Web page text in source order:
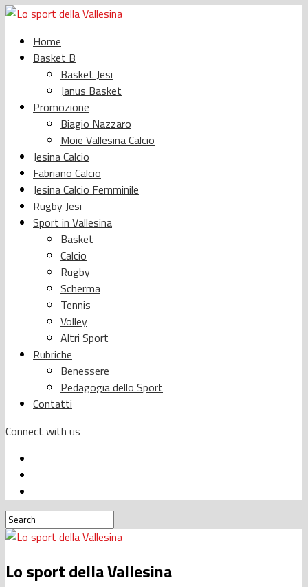
Home
Basket B
Basket Jesi
Janus Basket
Promozione
Biagio Nazzaro
Moie Vallesina Calcio
Jesina Calcio
Fabriano Calcio
Jesina Calcio Femminile
Rugby Jesi
Sport in Vallesina
Basket
Calcio
Rugby
Scherma
Tennis
Volley
Altri Sport
Rubriche
Benessere
Pedagogia dello Sport
Contatti
Connect with us
Lo sport della Vallesina